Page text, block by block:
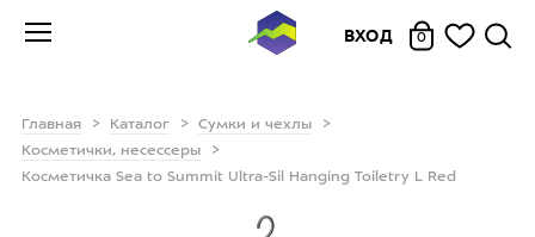
ВХОД 0
Главная Каталог
Сумки и чехлы
Косметички, несессеры
Косметичка Sea to Summit Ultra-Sil Hanging Toiletry L Red